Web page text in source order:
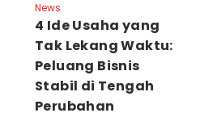
News
4 Ide Usaha yang
Tak Lekang Waktu:
Peluang Bisnis
Stabil di Tengah
Perubahan